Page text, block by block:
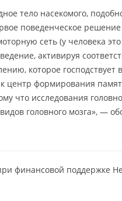
тело насекомого,
поведенческое
сеть (у человека
активируя
которое
центр формирования
что исследования
головного мозга», —
финансовой поддержке